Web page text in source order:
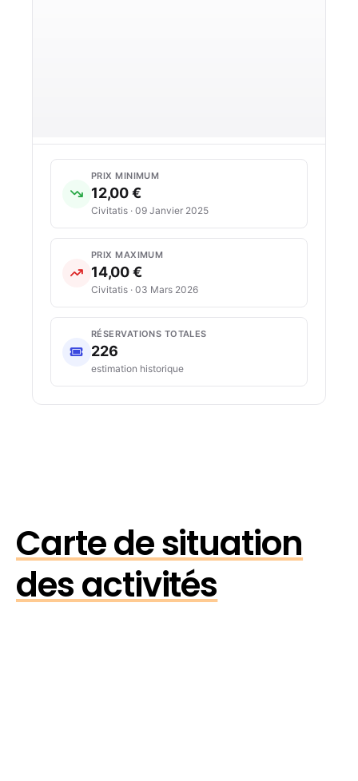
PRIX MINIMUM
12,00 €
Civitatis · 09 Janvier 2025
PRIX MAXIMUM
14,00 €
Civitatis · 03 Mars 2026
RÉSERVATIONS TOTALES
226
estimation historique
Carte de situation
des activités